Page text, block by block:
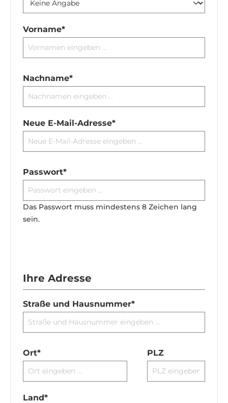
Vorname*
Nachname*
Neue E-Mail-Adresse*
Passwort*
Das Passwort muss mindestens 8 Zeichen lang
sein.
Ihre Adresse
Straße und Hausnummer*
Ort* PLZ
Land*